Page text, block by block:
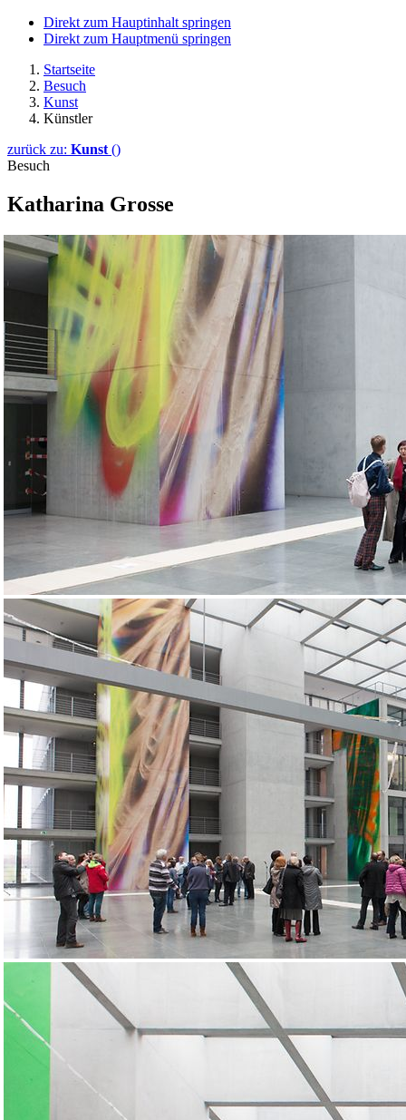
Direkt zum Hauptinhalt springen
Direkt zum Hauptmenü springen
Startseite
Besuch
Kunst
Künstler
zurück zu: Kunst ()
Besuch
Katharina Grosse